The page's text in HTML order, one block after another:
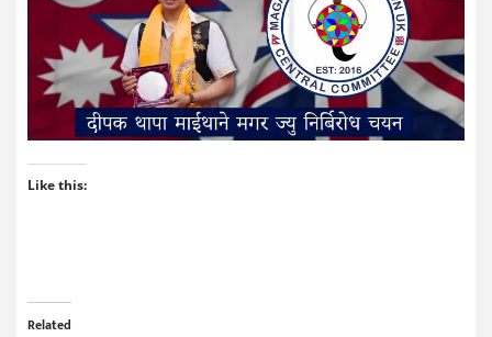
Like this:
Related